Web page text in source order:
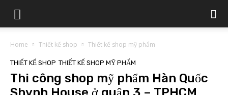
Home Thiết kế shop Thiết kế shop mỹ phẩm
THIẾT KẾ SHOP THIẾT KẾ SHOP MỸ PHẨM
Thi công shop mỹ phẩm Hàn Quốc